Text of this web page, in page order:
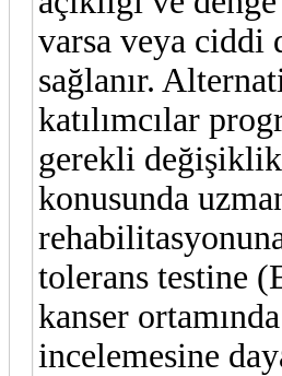
varsa veya ciddi
sağlanır.
katılımcılar
gerekli
konusunda
tolerans testine
kanser
incelemesine